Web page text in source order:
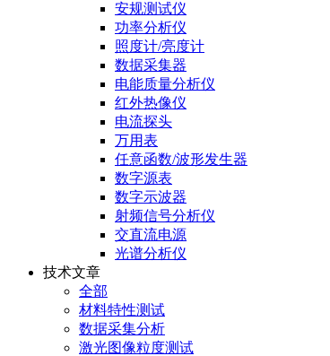
安规测试仪
功率分析仪
照度计/亮度计
数据采集器
电能质量分析仪
红外热像仪
电流探头
万用表
任意函数/波形发生器
数字源表
数字示波器
射频信号分析仪
交直流电源
光谱分析仪
技术文章
全部
材料特性测试
数据采集分析
激光图像粒度测试